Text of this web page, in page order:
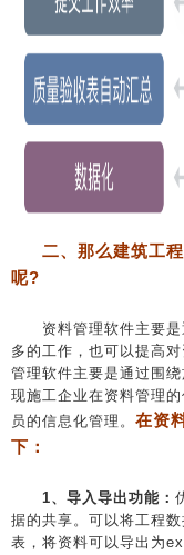
二、那么建筑工
呢?
资料管理软件主要是
多的工作，也可以提高
管理软件主要是通过围
现施工企业在资料管理
员的信息化管理。 在资
下：
1、导入导出功能：
据的共享。可以将工程
表，将资料可以导出为